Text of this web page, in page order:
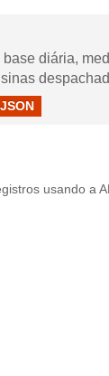
diária,
JSON
usando a